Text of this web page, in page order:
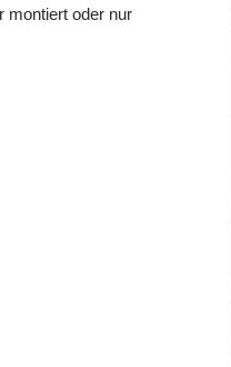
montiert oder nur